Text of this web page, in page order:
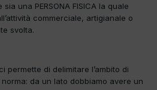
sia una PERSONA FISICA la quale
commerciale, artigianale o
svolta.
permette di delimitare l’ambito di
da un lato dobbiamo avere un